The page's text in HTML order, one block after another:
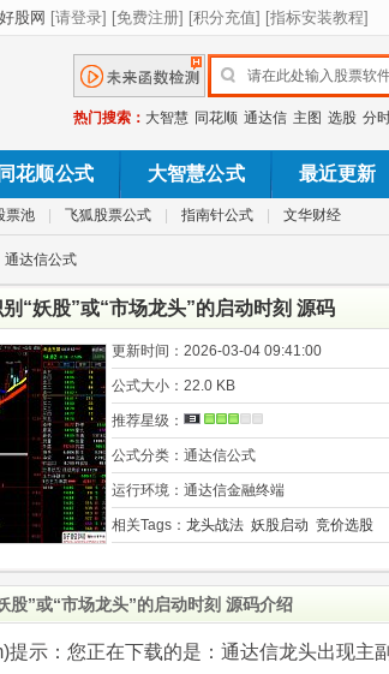
热门搜索： 大智慧 同花顺 通达信 主图 选股 分
同花顺公式 大智慧公式 最近更新
票池 飞狐股票公式 指南针公式 文华财经
通达信公式
“妖股”或“市场龙头”的启动时刻 源码
更新时间： 2026-03-04 09:41:00
公式大小： 22.0 KB
推荐星级：
公式分类： 通达信公式
运行环境： 通达信金融终端
相关Tags： 龙头战法 妖股启动 竞价选股
股”或“市场龙头”的启动时刻 源码介绍
示：您正在下载的是：通达信龙头出现主